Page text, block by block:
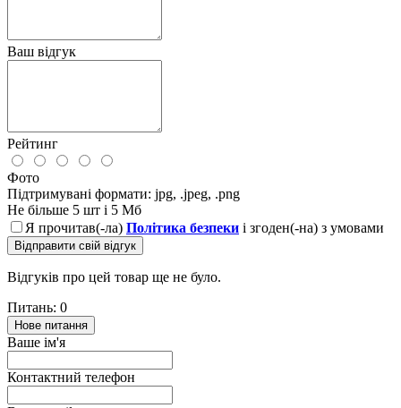
Ваш відгук
Рейтинг
Фото
Підтримувані формати: jpg, .jpeg, .png
Не більше 5 шт і 5 Мб
Я прочитав(-ла) Політика безпеки і згоден(-на) з умовами
Відправити свій відгук
Відгуків про цей товар ще не було.
Питань: 0
Нове питання
Ваше ім'я
Контактний телефон